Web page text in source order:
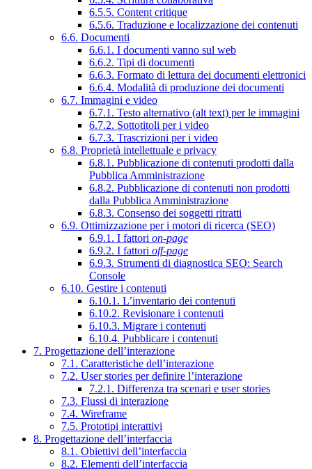
6.5.5. Content critique
6.5.6. Traduzione e localizzazione dei contenuti
6.6. Documenti
6.6.1. I documenti vanno sul web
6.6.2. Tipi di documenti
6.6.3. Formato di lettura dei documenti elettronici
6.6.4. Modalità di produzione dei documenti
6.7. Immagini e video
6.7.1. Testo alternativo (alt text) per le immagini
6.7.2. Sottotitoli per i video
6.7.3. Trascrizioni per i video
6.8. Proprietà intellettuale e privacy
6.8.1. Pubblicazione di contenuti prodotti dalla
Pubblica Amministrazione
6.8.2. Pubblicazione di contenuti non prodotti
dalla Pubblica Amministrazione
6.8.3. Consenso dei soggetti ritratti
6.9. Ottimizzazione per i motori di ricerca (SEO)
6.9.1. I fattori on-page
6.9.2. I fattori off-page
6.9.3. Strumenti di diagnostica SEO: Search
Console
6.10. Gestire i contenuti
6.10.1. L’inventario dei contenuti
6.10.2. Revisionare i contenuti
6.10.3. Migrare i contenuti
6.10.4. Pubblicare i contenuti
7. Progettazione dell’interazione
7.1. Caratteristiche dell’interazione
7.2. User stories per definire l’interazione
7.2.1. Differenza tra scenari e user stories
7.3. Flussi di interazione
7.4. Wireframe
7.5. Prototipi interattivi
8. Progettazione dell’interfaccia
8.1. Obiettivi dell’interfaccia
8.2. Elementi dell’interfaccia